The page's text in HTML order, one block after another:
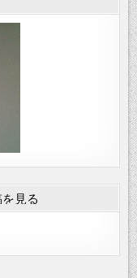
を見る